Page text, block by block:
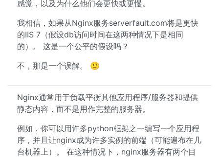
感觉，以及为什么他们会更快或更慢。
我相信，如果从Nginx服务serverfault.com将是更快
的IIS 7（假设db访问时间在这两种情况下是相同
的）。 这是一个公平的假设吗？
不，那是一个误解。 🙂
Nginx通常用于负载平衡其他应用程序/服务器和提供
静态内容，而不是用作完整的服务器。
例如，你可以用许多python框架之一编写一个应用程
序，并且让nginx成为许多实例的前端（可能遍布在几
台机器上）。 在这种情况下，nginx服务器有两个目